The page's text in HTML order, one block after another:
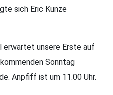
sich Eric Kunze
erwartet unsere Erste auf
Sonntag
Anpfiff ist um 11.00 Uhr.